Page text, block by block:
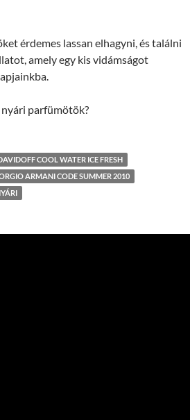
érdemes lassan elhagyni, és találni
amely egy kis vidámságot
parfümötök?
COOL WATER ICE FRESH
ARMANI CODE SUMMER 2010